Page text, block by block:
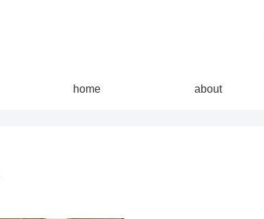
home about